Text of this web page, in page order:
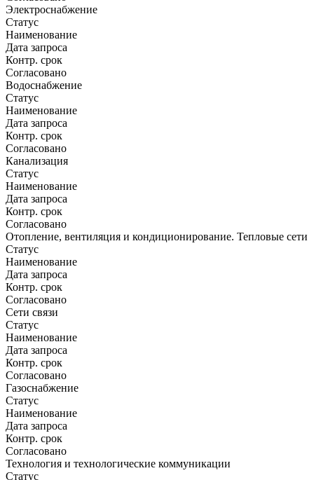
Электроснабжение
Статус
Наименование
Дата запроса
Контр. срок
Согласовано
Водоснабжение
Статус
Наименование
Дата запроса
Контр. срок
Согласовано
Канализация
Статус
Наименование
Дата запроса
Контр. срок
Согласовано
Отопление, вентиляция и кондиционирование. Тепловые сети
Статус
Наименование
Дата запроса
Контр. срок
Согласовано
Сети связи
Статус
Наименование
Дата запроса
Контр. срок
Согласовано
Газоснабжение
Статус
Наименование
Дата запроса
Контр. срок
Согласовано
Технология и технологические коммуникации
Статус